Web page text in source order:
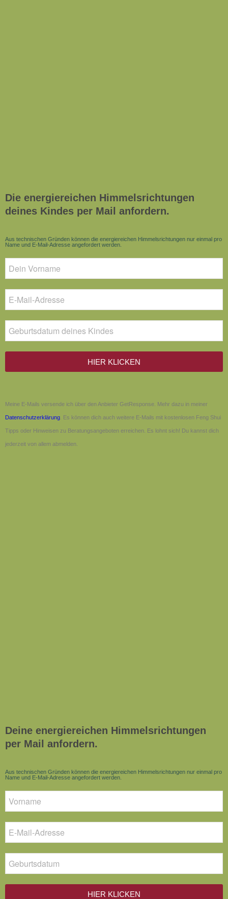
Die energiereichen Himmelsrichtungen
deines Kindes per Mail anfordern.
Aus technischen Gründen können die energiereichen Himmelsrichtungen nur einmal pro
Name und E-Mail-Adresse angefordert werden.
HIER KLICKEN
Meine E-Mails versende ich über den Anbieter GetResponse. Mehr dazu in meiner
Datenschutzerklärung . Es können dich auch weitere E-Mails mit kostenlosen Feng Shui
Tipps oder Hinweisen zu Beratungsangeboten erreichen. Es lohnt sich! Du kannst dich
jederzeit von allem abmelden.
Deine energiereichen Himmelsrichtungen
per Mail anfordern.
Aus technischen Gründen können die energiereichen Himmelsrichtungen nur einmal pro
Name und E-Mail-Adresse angefordert werden.
HIER KLICKEN